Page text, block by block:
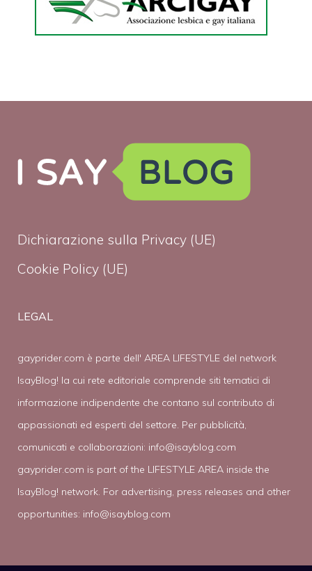
Dichiarazione sulla Privacy (UE)
Cookie Policy (UE)
LEGAL
gayprider.com è parte dell' AREA LIFESTYLE del network
IsayBlog! la cui rete editoriale comprende siti tematici di
informazione indipendente che contano sul contributo di
appassionati ed esperti del settore. Per pubblicità,
comunicati e collaborazioni: info@isayblog.com
gayprider.com is part of the LIFESTYLE AREA inside the
IsayBlog! network. For advertising, press releases and other
opportunities: info@isayblog.com